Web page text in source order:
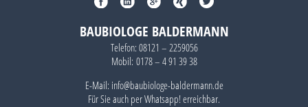
BAUBIOLOGE BALDERMANN
Telefon: 08121 – 2259056
Mobil: 0178 – 4 91 39 38
E-Mail: info@baubiologe-baldermann.de
Für Sie auch perWhatsapp!erreichbar.